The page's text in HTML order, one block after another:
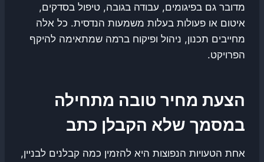
מדובר גם בפיגומים, עבודה בגובה, טיפול בסדקים,
איטום או פעולות בעלות משמעות הנדסית. כל אלה
מחייבים תכנון, ניהול ופיקוח ברמה שמתאימה להיקף
הפרויקט.
הצעת מחיר טובה מתחילה
במסמך שלא הקבלן כתב
אחת הטעויות הנפוצות היא להזמין כמה קבלנים לבניין,